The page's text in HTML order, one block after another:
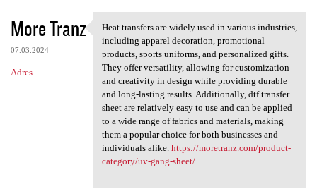
More Tranz
07.03.2024
Adres
Heat transfers are widely
Heat transfers are widely used in various industries,
including apparel decoration, promotional
products, sports uniforms, and personalized gifts.
They offer versatility, allowing for customization
and creativity in design while providing durable
and long-lasting results. Additionally, dtf transfer
sheet are relatively easy to use and can be applied
to a wide range of fabrics and materials, making
them a popular choice for both businesses and
individuals alike. https://moretranz.com/product-
category/uv-gang-sheet/